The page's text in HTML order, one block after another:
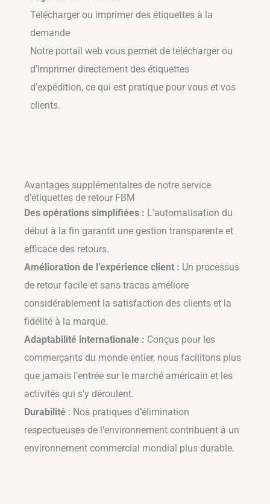
Télécharger ou imprimer des étiquettes à la
demande
Notre portail web vous permet de télécharger ou
d’imprimer directement des étiquettes
d’expédition, ce qui est pratique pour vous et vos
clients.
Avantages supplémentaires de notre service
d'étiquettes de retour FBM
Des opérations simplifiées : L’automatisation du
début à la fin garantit une gestion transparente et
efficace des retours.
Amélioration de l’expérience client : Un processus
de retour facile et sans tracas améliore
considérablement la satisfaction des clients et la
fidélité à la marque.
Adaptabilité internationale : Conçus pour les
commerçants du monde entier, nous facilitons plus
que jamais l’entrée sur le marché américain et les
activités qui s’y déroulent.
Durabilité : Nos pratiques d’élimination
respectueuses de l’environnement contribuent à un
environnement commercial mondial plus durable.